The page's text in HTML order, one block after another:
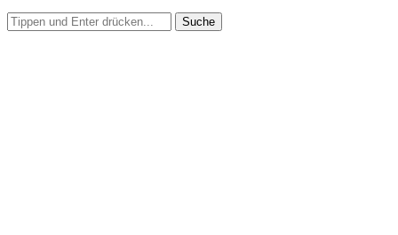
Suche